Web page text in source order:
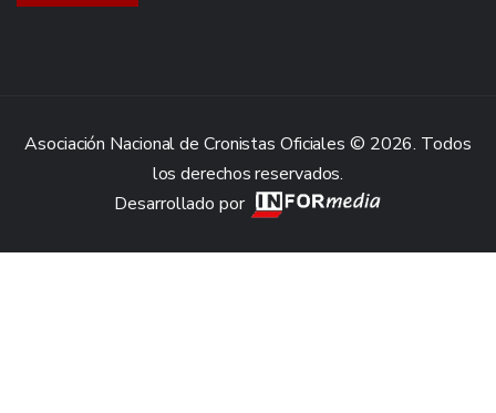
Asociación Nacional de Cronistas Oficiales © 2026. Todos
los derechos reservados.
Desarrollado por